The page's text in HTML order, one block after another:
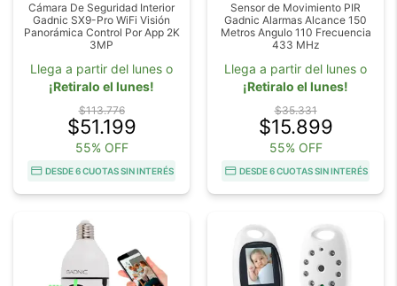
Cámara De Seguridad Interior
Gadnic SX9-Pro WiFi Visión
Panorámica Control Por App 2K
3MP
Llega a partir del lunes o
¡Retiralo el lunes!
$113.776
$51.199
55% OFF
DESDE 6 CUOTAS SIN INTERÉS
Sensor de Movimiento PIR
Gadnic Alarmas Alcance 150
Metros Angulo 110 Frecuencia
433 MHz
Llega a partir del lunes o
¡Retiralo el lunes!
$35.331
$15.899
55% OFF
DESDE 6 CUOTAS SIN INTERÉS